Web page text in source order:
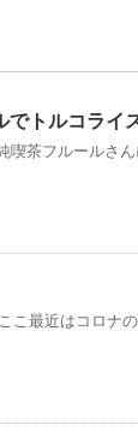
でトルコライ
喫茶フルールさ
こ最近はコロナ